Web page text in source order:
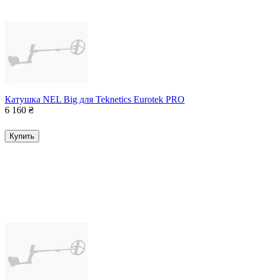
Катушка NEL Big для Teknetics Eurotek PRO
6 160 ₴
Купить